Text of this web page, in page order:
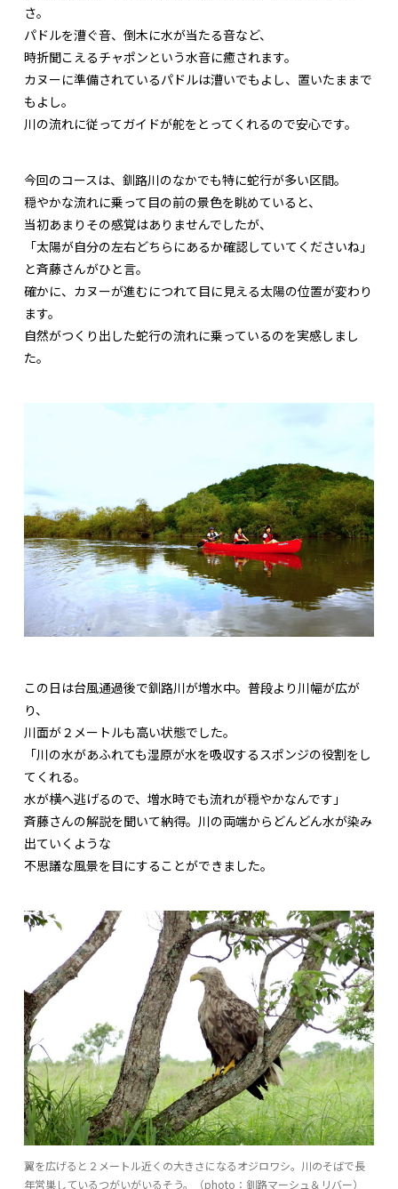
さ。
パドルを漕ぐ音、倒木に水が当たる音など、
時折聞こえるチャポンという水音に癒されます。
カヌーに準備されているパドルは漕いでもよし、置いたままで
もよし。
川の流れに従ってガイドが舵をとってくれるので安心です。
今回のコースは、釧路川のなかでも特に蛇行が多い区間。
穏やかな流れに乗って目の前の景色を眺めていると、
当初あまりその感覚はありませんでしたが、
「太陽が自分の左右どちらにあるか確認していてくださいね」
と斉藤さんがひと言。
確かに、カヌーが進むにつれて目に見える太陽の位置が変わり
ます。
自然がつくり出した蛇行の流れに乗っているのを実感しまし
た。
この日は台風通過後で釧路川が増水中。普段より川幅が広が
り、
川面が２メートルも高い状態でした。
「川の水があふれても湿原が水を吸収するスポンジの役割をし
てくれる。
水が横へ逃げるので、増水時でも流れが穏やかなんです」
斉藤さんの解説を聞いて納得。川の両端からどんどん水が染み
出ていくような
不思議な風景を目にすることができました。
翼を広げると２メートル近くの大きさになるオジロワシ。川のそばで長
年営巣しているつがいがいるそう。（photo：釧路マーシュ＆リバー）